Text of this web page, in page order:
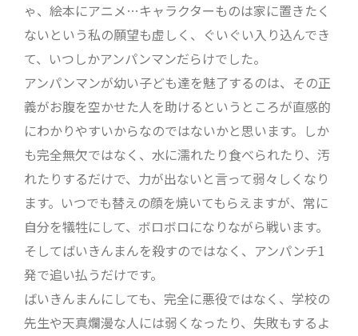
ゃ、絵本にアニメ…キャラクターものは家に置きたく
ないという私の願望も虚しく、ぐいぐい入り込んでき
て、いつしかアンパンマンだらけでした。
アンパンマンが幼い子ども達を魅了するのは、その正
義がお腹を空かせた人を助けるというところが直感的
にわかりやすいからなのではないかと思います。しか
も完全無欠ではなく、水に濡れたり食べられたり、汚
れたりするだけで、力が出ないと言って弱々しくなり
ます。いつでも替えの顔を焼いてもらえますが、常に
自分を犠牲にして、ボロボロになりながら戦います。
そしてばいきんまんを殺すのではなく、アンパンチ1
発で追い払うだけです。
ばいきんまんにしても、完全に悪役ではなく、学校の
先生や天真爛漫な人には弱くなったり、失敗もするよ